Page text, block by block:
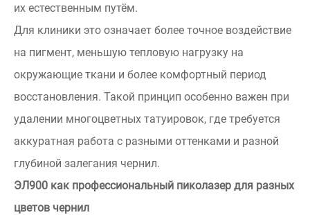
их естественным путём.
Для клиники это означает более точное воздействие
на пигмент, меньшую тепловую нагрузку на
окружающие ткани и более комфортный период
восстановления. Такой принцип особенно важен при
удалении многоцветных татуировок, где требуется
аккуратная работа с разными оттенками и разной
глубиной залегания чернил.
ЭЛ900 как профессиональный пиколазер для разных
цветов чернил